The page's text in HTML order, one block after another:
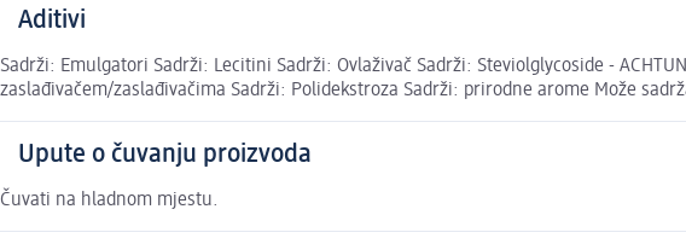
Aditivi
Sadrži: Emulgatori Sadrži: Lecitini Sadrži: Ovlaživač Sadrži: Steviolglycoside -
zaslađivačem/zaslađivačima Sadrži: Polidekstroza Sadrži: prirodne arome Može
Upute o čuvanju proizvoda
Čuvati na hladnom mjestu.